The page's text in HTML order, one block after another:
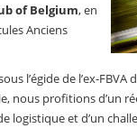
of Belgium, en
Anciens
l’égide de l’ex-FBVA
nous profitions d’un
logistique et d’un